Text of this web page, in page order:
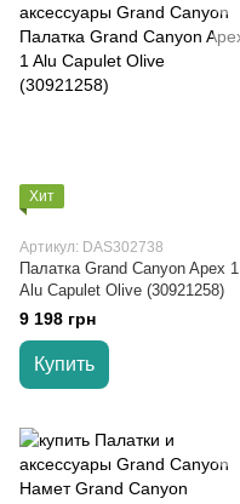
Хит
Артикул: DAS302738
Палатка Grand Canyon Apex 1
Alu Capulet Olive (30921258)
9 198 грн
Купить